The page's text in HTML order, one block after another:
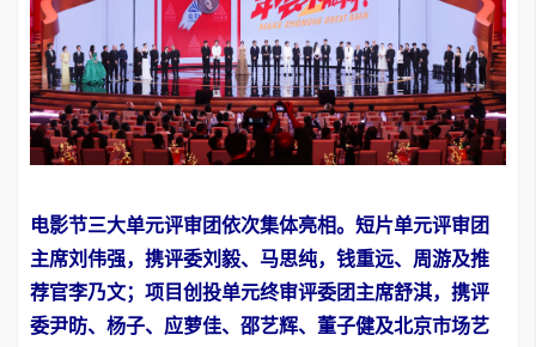
电影节三大单元评审团依次集体亮相。短片单元评审团
主席刘伟强，携评委刘毅、马思纯，钱重远、周游及推
荐官李乃文；项目创投单元终审评委团主席舒淇，携评
委尹昉、杨子、应萝佳、邵艺辉、董子健及北京市场艺